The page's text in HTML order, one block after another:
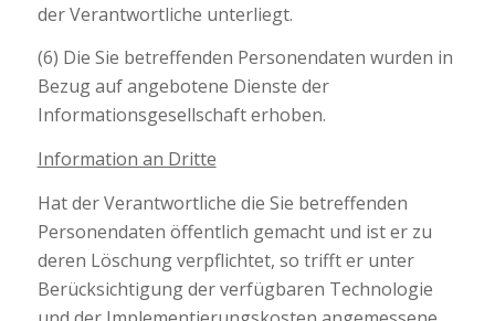
der Verantwortliche unterliegt.
(6) Die Sie betreffenden Personendaten wurden in
Bezug auf angebotene Dienste der
Informationsgesellschaft erhoben.
Information an Dritte
Hat der Verantwortliche die Sie betreffenden
Personendaten öffentlich gemacht und ist er zu
deren Löschung verpflichtet, so trifft er unter
Berücksichtigung der verfügbaren Technologie